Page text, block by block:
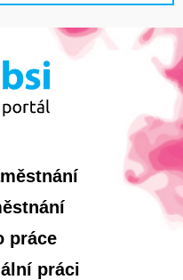
práce
práci